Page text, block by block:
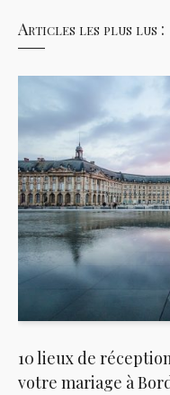
Articles les plus lus :
10 lieux de
votre mariage à